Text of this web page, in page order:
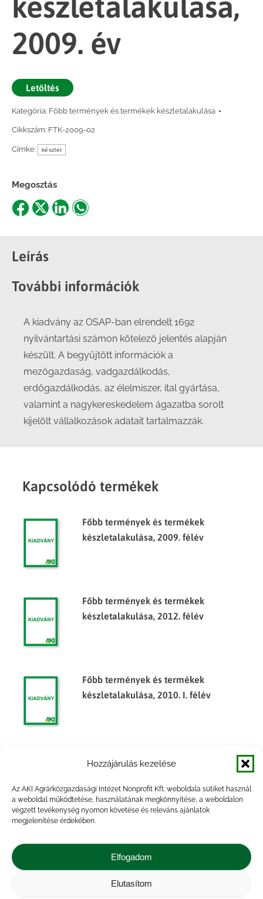
Hozzájárulás kezelése
Az AKI Agrárközgazdasági Intézet Nonprofit Kft. weboldala sütiket használ
a weboldal működtetése, használatának megkönnyítése, a weboldalon
végzett tevékenység nyomon követése és releváns ajánlatok
megjelenítése érdekében.
Elfogadom
Elutasítom
2009. év
Letöltés
Kategória: Főbb termények és termékek készletalakulása
Cikkszám: FTK-2009-02
Címke: készlet
Megosztás
Share
Facebook
Share
X
ShareShare
Leírás
További információk
A kiadvány az OSAP-ban elrendelt 1692
nyilvántartási számon kötelező jelentés alapján
készült. A begyűjtött információk a
mezőgazdaság, vadgazdálkodás,
erdőgazdálkodás, az élelmiszer, ital gyártása,
valamint a nagykereskedelem ágazatba sorolt
kijelölt vállalkozások adatait tartalmazzák.
Kapcsolódó termékek
Főbb termények és termékek
készletalakulása, 2009. félév
Főbb termények és termékek
készletalakulása, 2012. félév
Főbb termények és termékek
készletalakulása, 2010. I. félév
Főbb termények és termékek
készletalakulása, 2014. félév